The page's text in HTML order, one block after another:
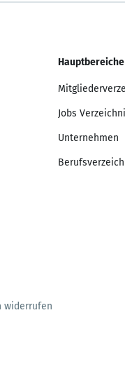
Hauptbereiche
Jobs
Unternehmen
widerrufen